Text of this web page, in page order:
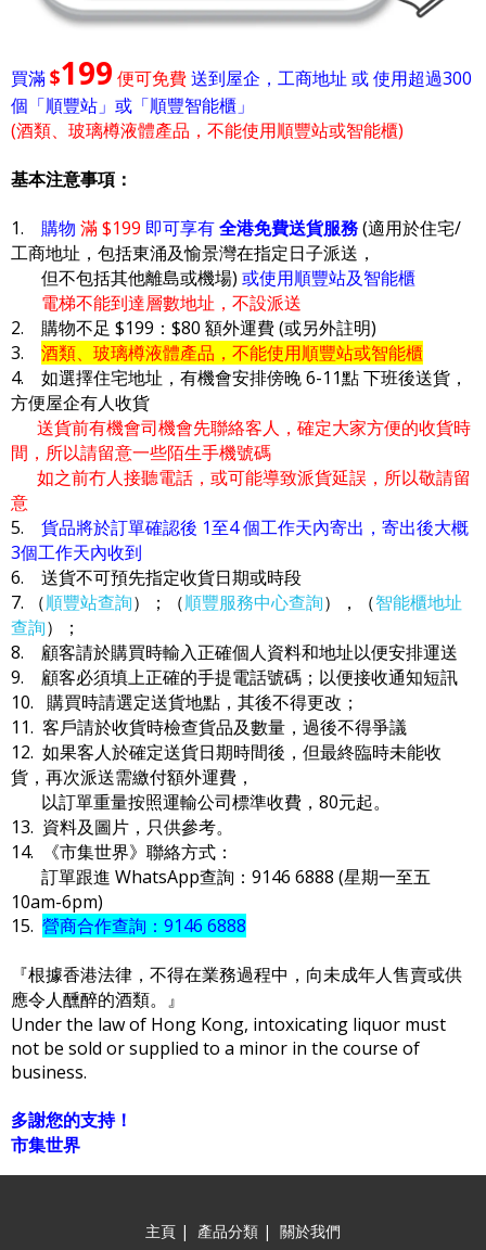
買滿$199 便可免費送到屋企，工商地址 或 使用超過300
個「順豐站」或「順豐智能櫃」
(酒類、玻璃樽液體產品，不能使用順豐站或智能櫃)
基本注意事項：
1. 購物 滿 $199 即可享有全港免費送貨服務(適用於住宅/
工商地址，包括東涌及愉景灣在指定日子派送，
但不包括其他離島或機場) 或使用順豐站及智能櫃
電梯不能到達層數地址，不設派送
2. 購物不足 $199：$80 額外運費 (或另外註明)
3. 酒類、玻璃樽液體產品，不能使用順豐站或智能櫃
4. 如選擇住宅地址，有機會安排傍晚 6-11點 下班後送貨，
方便屋企有人收貨
送貨前有機會司機會先聯絡客人，確定大家方便的收貨時
間，所以請留意一些陌生手機號碼
如之前冇人接聽電話，或可能導致派貨延誤，所以敬請留
意
5. 貨品將於訂單確認後 1至4 個工作天內寄出，寄出後大概
3個工作天內收到
6. 送貨不可預先指定收貨日期或時段
7. （順豐站查詢）；（順豐服務中心查詢），（智能櫃地址
查詢）；
8. 顧客請於購買時輸入正確個人資料和地址以便安排運送
9. 顧客必須填上正確的手提電話號碼；以便接收通知短訊
10. 購買時請選定送貨地點，其後不得更改；
11. 客戶請於收貨時檢查貨品及數量，過後不得爭議
12. 如果客人於確定送貨日期時間後，但最終臨時未能收
貨，再次派送需繳付額外運費，
以訂單重量按照運輸公司標準收費，80元起。
13. 資料及圖片，只供參考。
14. 《市集世界》聯絡方式：
訂單跟進 WhatsApp查詢：9146 6888 (星期一至五
10am-6pm)
15. 營商合作查詢：9146 6888
『根據香港法律，不得在業務過程中，向未成年人售賣或供
應令人醺醉的酒類。』
Under the law of Hong Kong, intoxicating liquor must
not be sold or supplied to a minor in the course of
business.
多謝您的支持！
市集世界
主頁 | 產品分類 | 關於我們